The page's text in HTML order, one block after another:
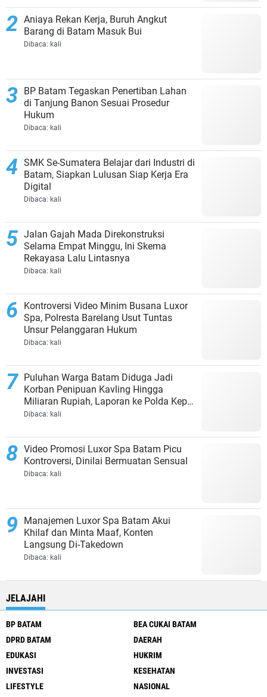
Aniaya Rekan Kerja, Buruh Angkut
Barang di Batam Masuk Bui
Dibaca: kali
BP Batam Tegaskan Penertiban Lahan
di Tanjung Banon Sesuai Prosedur
Hukum
Dibaca: kali
SMK Se-Sumatera Belajar dari Industri di
Batam, Siapkan Lulusan Siap Kerja Era
Digital
Dibaca: kali
Jalan Gajah Mada Direkonstruksi
Selama Empat Minggu, Ini Skema
Rekayasa Lalu Lintasnya
Dibaca: kali
Kontroversi Video Minim Busana Luxor
Spa, Polresta Barelang Usut Tuntas
Unsur Pelanggaran Hukum
Dibaca: kali
Puluhan Warga Batam Diduga Jadi
Korban Penipuan Kavling Hingga
Miliaran Rupiah, Laporan ke Polda Kepri
Jalan di Tempat?
Dibaca: kali
Video Promosi Luxor Spa Batam Picu
Kontroversi, Dinilai Bermuatan Sensual
Dibaca: kali
Manajemen Luxor Spa Batam Akui
Khilaf dan Minta Maaf, Konten
Langsung Di-Takedown
Dibaca: kali
JELAJAHI
BP BATAM
BEA CUKAI BATAM
DPRD BATAM
DAERAH
EDUKASI
HUKRIM
INVESTASI
KESEHATAN
LIFESTYLE
NASIONAL